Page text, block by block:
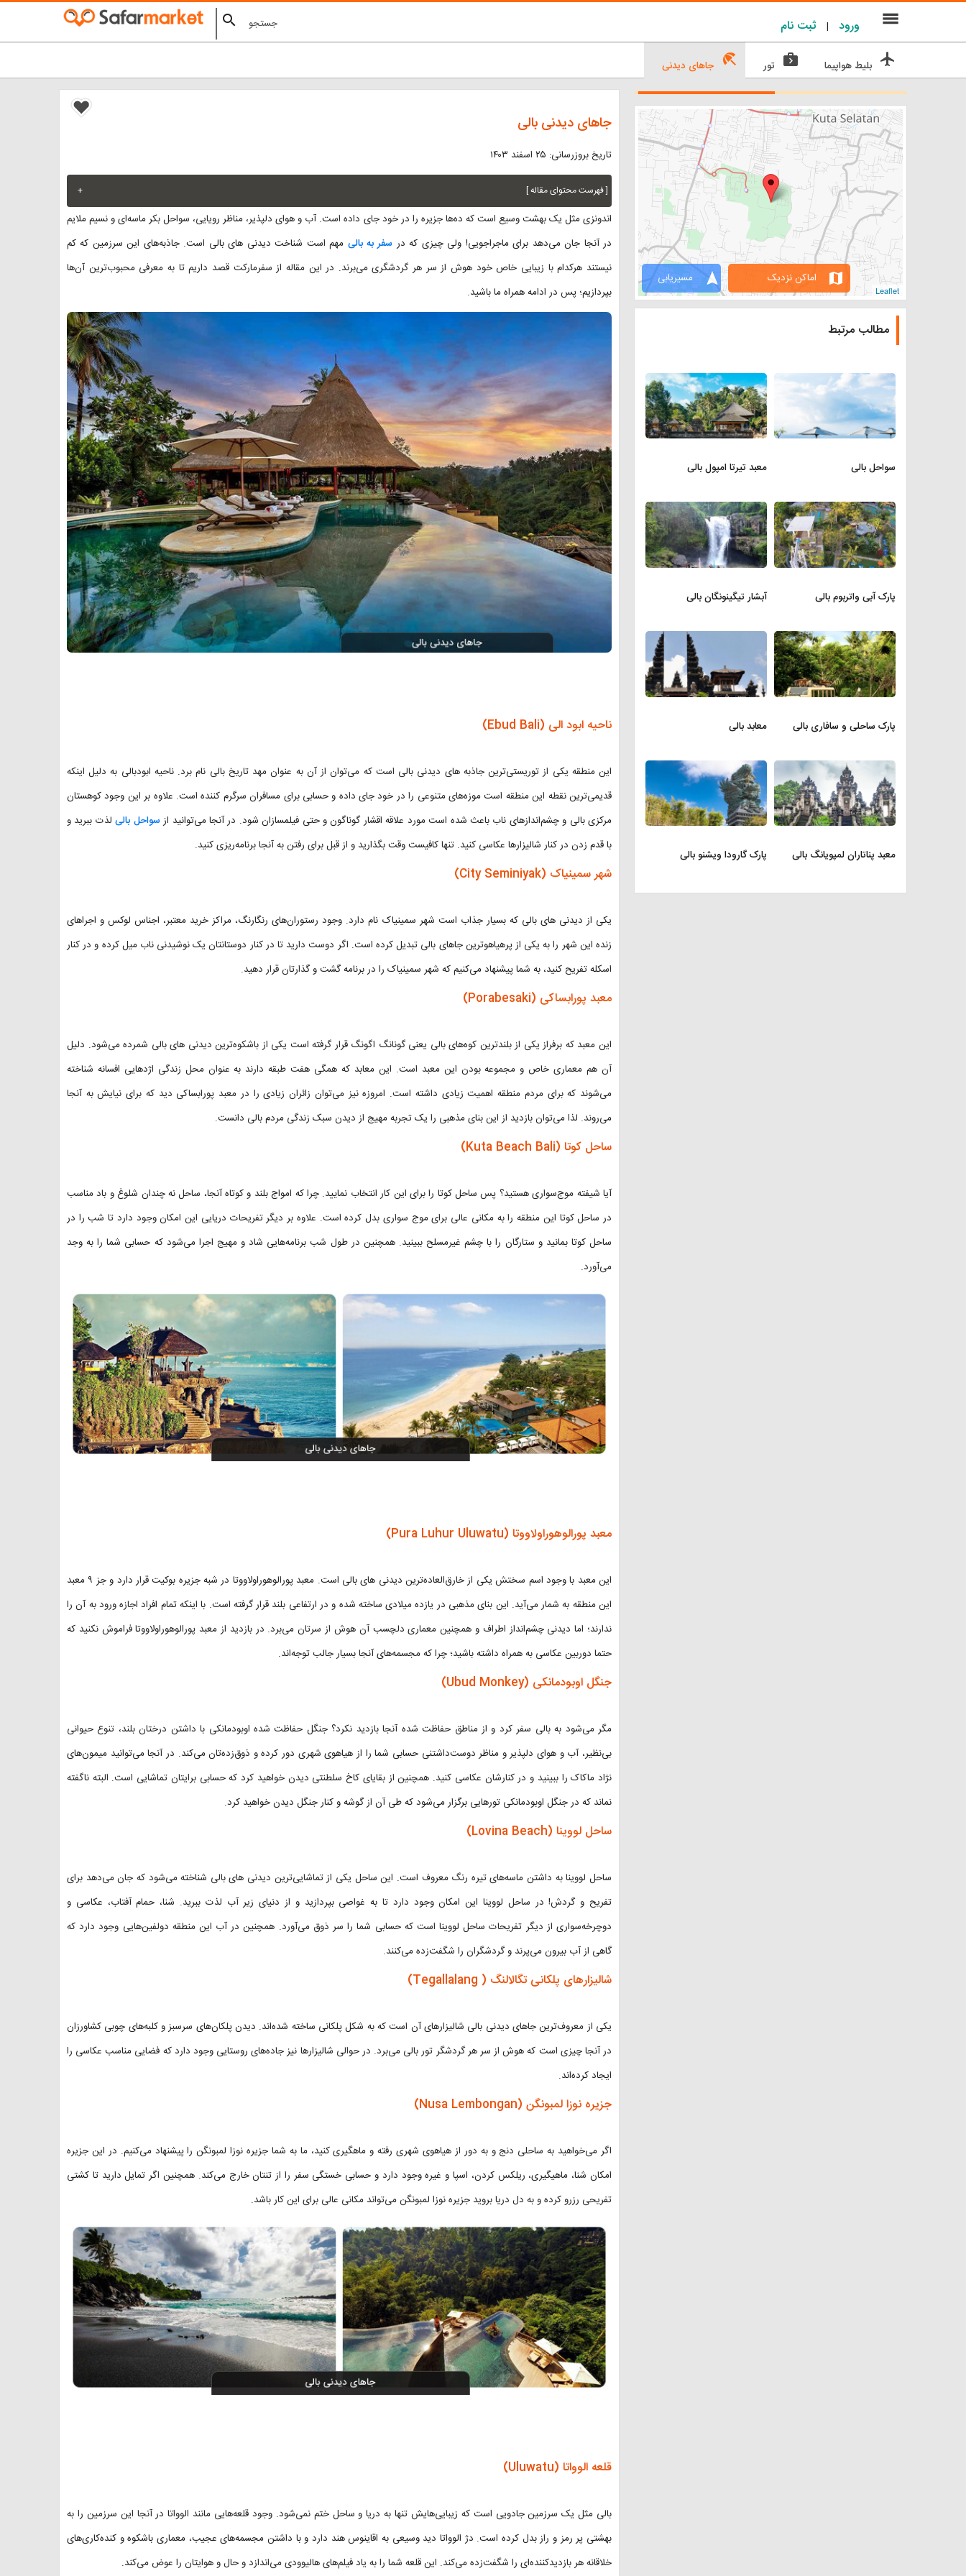
search ثبت نام | ورود menu
flight بلیط هواپیما next_week تور beach_access جاهای دیدنی
جاهای دیدنی بالی
تاریخ بروزرسانی: ۲۵ اسفند ۱۴۰۳
[ فهرست محتوای مقاله ] +
اندونزی مثل یک بهشت وسیع است که ده‌ها جزیره را در خود جای داده است. آب و هوای دلپذیر، مناظر رویایی، سواحل بکر ماسه‌ای و نسیم ملایم
در آنجا جان می‌دهد برای ماجراجویی! ولی چیزی که در سفر به بالی مهم است شناخت دیدنی های بالی است. جاذبه‌های این سرزمین که کم
نیستند هرکدام با زیبایی خاص خود هوش از سر هر گردشگری می‌برند. در این مقاله از سفرمارکت قصد داریم تا به معرفی محبوب‌ترین آن‌ها
بپردازیم؛ پس در ادامه همراه ما باشید.
ناحیه ابود الی (Ebud Bali)
این منطقه یکی از توریستی‌ترین جاذبه های دیدنی بالی است که می‌‌توان از آن به عنوان مهد تاریخ بالی نام برد. ناحیه ابودبالی به دلیل اینکه
قدیمی‌ترین نقطه این منطقه است موزه‌های متنوعی را در خود جای داده و حسابی برای مسافران سرگرم کننده است. علاوه بر این وجود کوهستان
مرکزی بالی و چشم‌اندازهای ناب باعث شده است مورد علاقه اقشار گوناگون و حتی فیلمسازان شود. در آنجا می‌توانید از سواحل بالیلذت ببرید و
با قدم زدن در کنار شالیزارها عکاسی کنید. تنها کافیست وقت بگذارید و از قبل برای رفتن به آنجا برنامه‌ریزی کنید.
شهر سمینیاک (City Seminiyak)
یکی از دیدنی های بالی که بسیار جذاب است شهر سمینیاک نام دارد. وجود رستوران‌های رنگارنگ، مراکز خرید معتبر، اجناس لوکس و اجراهای
زنده این شهر را به یکی از پرهیاهوترین جاهای بالی تبدیل کرده است. اگر دوست دارید تا در کنار دوستانتان یک نوشیدنی ناب میل کرده و در کنار
اسکله تفریح کنید، به شما پیشنهاد می‌کنیم که شهر سمینیاک را در برنامه گشت و گذارتان قرار دهید.
معبد پورابساکی (Porabesaki)
این معبد که برفراز یکی از بلندترین کوه‌های بالی یعنی گونانگ اگونگ قرار گرفته است یکی از باشکوه‌ترین دیدنی های بالی شمرده می‌شود. دلیل
آن هم معماری خاص و مجموعه بودن این معبد است. این معابد که همگی هفت طبقه دارند به عنوان محل زندگی اژدهایی افسانه شناخته
می‌شوند که برای مردم منطقه اهمیت زیادی داشته است. امروزه نیز می‌توان زائران زیادی را در معبد پورابساکی دید که برای نیایش به آنجا
می‌روند. لذا می‌توان بازدید از این بنای مذهبی را یک تجربه مهیج از دیدن سبک زندگی مردم بالی دانست.
ساحل کوتا (Kuta Beach Bali)
آیا شیفته موج‌سواری هستید؟ پس ساحل کوتا را برای این کار انتخاب نمایید. چرا که امواج بلند و کوتاه آنجا، ساحل نه چندان شلوغ و باد مناسب
در ساحل کوتا این منطقه را به مکانی عالی برای موج سواری بدل کرده است. علاوه بر دیگر تفریحات دریایی این امکان وجود دارد تا شب را در
ساحل کوتا بمانید و ستارگان را با چشم غیرمسلح ببینید. همچنین در طول شب برنامه‌هایی شاد و مهیج اجرا می‌شود که حسابی شما را به وجد
می‌آورد.
معبد پورالوهوراولاووتا (Pura Luhur Uluwatu)
این معبد با وجود اسم سختش یکی از خارق‌العاده‌ترین دیدنی های بالی است. معبد پورالوهوراولاووتا در شبه جزیره بوکیت قرار دارد و جز ۹ معبد
این منطقه به شمار می‌آید. این بنای مذهبی در یازده میلادی ساخته شده و در ارتفاعی بلند قرار گرفته است. با اینکه تمام افراد اجازه ورود به آن را
ندارند؛ اما دیدنی چشم‌انداز اطراف و همچنین معماری دلچسب آن هوش از سرتان می‌برد. در بازدید از معبد پورالوهوراولاووتا فراموش نکنید که
حتما دوربین عکاسی به همراه داشته باشید؛ چرا که مجسمه‌های آنجا بسیار جالب توجه‌اند.
جنگل اوبودمانکی (Ubud Monkey)
مگر می‌شود به بالی سفر کرد و از مناطق حفاظت شده آنجا بازدید نکرد؟ جنگل حفاظت شده اوبودمانکی با داشتن درختان بلند، تنوع حیوانی
بی‌نظیر، آب و هوای دلپذیر و مناظر دوست‌داشتنی حسابی شما را از هیاهوی شهری دور کرده و ذوق‌زده‌تان می‌کند. در آنجا می‌توانید میمون‌های
نژاد ماکاک را ببینید و در کنارشان عکاسی کنید. همچنین از بقایای کاخ سلطنتی دیدن خواهید کرد که حسابی برایتان تماشایی است. البته ناگفته
نماند که در جنگل اوبودمانکی تورهایی برگزار می‌شود که طی آن از گوشه و کنار جنگل دیدن خواهید کرد.
ساحل لووینا (Lovina Beach)
ساحل لووینا به داشتن ماسه‌های تیره رنگ معروف است. این ساحل یکی از تماشایی‌ترین دیدنی های بالی شناخته می‌شود که جان می‌دهد برای
تفریح و گردش! در ساحل لووینا این امکان وجود دارد تا به غواصی بپردازید و از دنیای زیر آب لذت ببرید. شنا، حمام آفتاب، عکاسی و
دوچرخه‌سواری از دیگر تفریحات ساحل لووینا است که حسابی شما را سر ذوق می‌آورد. همچنین در آب این منطقه دولفین‌هایی وجود دارد که
گاهی از آب بیرون می‌پرند و گردشگران را شگفت‌زده می‌کنند.
شالیزارهای پلکانی تگالالنگ ( Tegallalang)
یکی از معروف‌ترین جاهای دیدنی بالی شالیزارهای آن است که به شکل پلکانی ساخته شده‌اند. دیدن پلکان‌های سرسبز و کلبه‌های چوبی کشاورزان
در آنجا چیزی است که هوش از سر هر گردشگر تور بالی می‌برد. در حوالی شالیزارها نیز جاده‌های روستایی وجود دارد که فضایی مناسب عکاسی را
ایجاد کرده‌اند.
جزیره نوزا لمبونگن (Nusa Lembongan)
اگر می‌خواهید به ساحلی دنج و به دور از هیاهوی شهری رفته و ماهگیری کنید، ما به شما جزیره نوزا لمبونگن را پیشنهاد می‌کنیم. در این جزیره
امکان شنا، ماهیگیری، ریلکس کردن، اسپا و غیره وجود دارد و حسابی خستگی سفر را از تنتان خارج می‌کند. همچنین اگر تمایل دارید تا کشتی
تفریحی رزرو کرده و به دل دریا بروید جزیره نوزا لمبونگن می‌تواند مکانی عالی برای این کار باشد.
قلعه الوواتا (Uluwatu)
بالی مثل یک سرزمین جادویی است که زیبایی‌هایش تنها به دریا و ساحل ختم نمی‌شود. وجود قلعه‌هایی مانند الوواتا در آنجا این سرزمین را به
بهشتی پر رمز و راز بدل کرده است. دژ الوواتا دید وسیعی به اقاینوس هند دارد و با داشتن مجسمه‌های عجیب، معماری باشکوه و کنده‌کاری‌های
خلاقانه هر بازدید‌کننده‌ای را شگفت‌زده می‌‌کند. این قلعه شما را به یاد فیلم‌های هالیوودی می‌اندازد و حال و هوایتان را عوض می‌کند.
Leaflet
navigation مسیریابی map اماکن نزدیک
مطالب مرتبط
سواحل بالی معبد تیرتا امپول بالی
پارک آبی واتربوم بالی آبشار تیگینونگان بالی
پارک ساحلی و سافاری بالی معابد بالی
معبد پناتاران لمپویانگ بالی پارک گارودا ویشنو بالی